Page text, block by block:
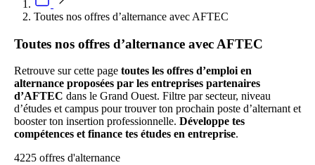
Toutes nos offres d’alternance avec AFTEC
Toutes nos offres d’alternance avec AFTEC
Retrouve sur cette page toutes les offres d’emploi en
alternance proposées par les entreprises partenaires
d’AFTEC dans le Grand Ouest. Filtre par secteur, niveau
d’études et campus pour trouver ton prochain poste d’alternant et
booster ton insertion professionnelle. Développe tes
compétences et finance tes études en entreprise.
4225 offres d'alternance